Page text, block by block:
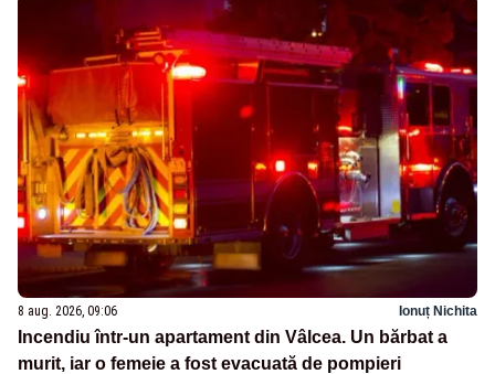
8 aug. 2026, 09:06 Ionuț Nichita
Incendiu într-un apartament din Vâlcea. Un bărbat a
murit, iar o femeie a fost evacuată de pompieri